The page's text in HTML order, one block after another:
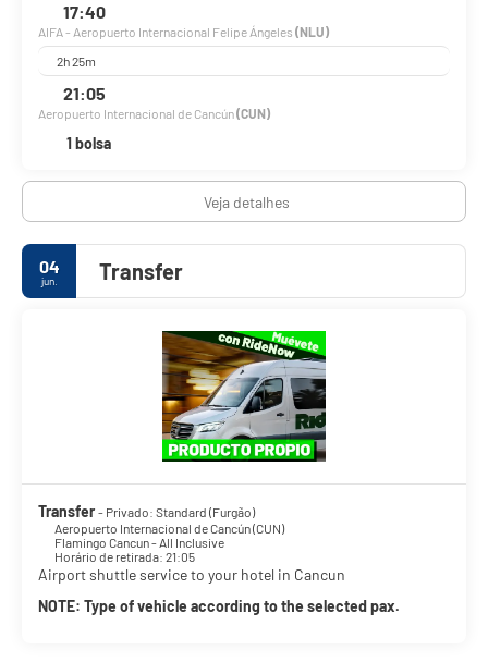
17:40
AIFA - Aeropuerto Internacional Felipe Ángeles (NLU)
2h 25m
21:05
Aeropuerto Internacional de Cancún(CUN)
1 bolsa
Veja detalhes
04
jun. Transfer
Transfer - Privado: Standard (Furgão)
Aeropuerto Internacional de Cancún (CUN)
Flamingo Cancun - All Inclusive
Horário de retirada: 21:05
Airport shuttle service to your hotel in Cancun
NOTE: Type of vehicle according to the selected pax.